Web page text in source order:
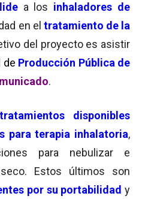
a los inhaladores de
en el tratamiento de la
del proyecto es asistir
de Producción Pública de
.
tratamientos disponibles
para terapia inhalatoria,
para nebulizar e
Estos últimos son
por su portabilidad y